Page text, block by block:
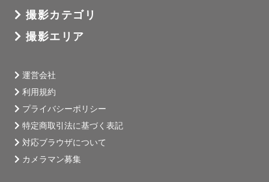
神社に来た！
それだけでOKです🙆‍♀️笑
お子さまに撮影を楽しんでもらえるように
遊びながら、お話しながら、
お子さまのペースを大切に
撮影カテゴリ
撮影エリア
運営会社
利用規約
プライバシーポリシー
特定商取引法に基づく表記
対応ブラウザについて
カメラマン募集